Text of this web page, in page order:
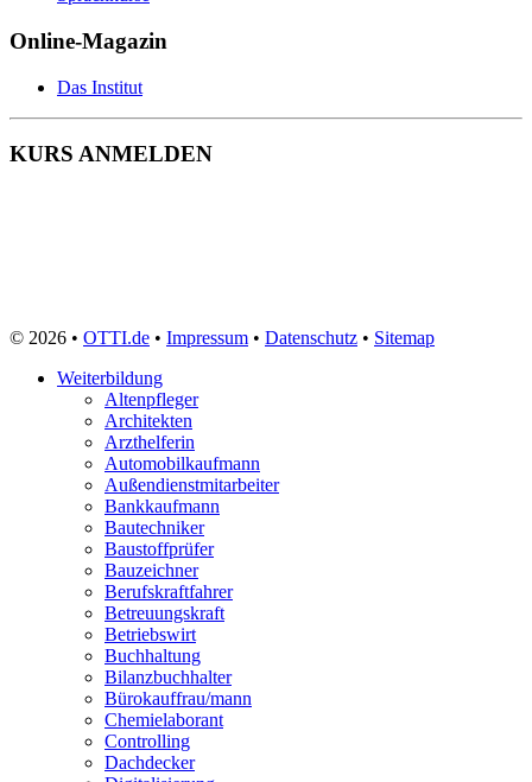
Online-Magazin
Das Institut
KURS ANMELDEN
© 2026 • OTTI.de • Impressum • Datenschutz • Sitemap
Weiterbildung
Altenpfleger
Architekten
Arzthelferin
Automobilkaufmann
Außendienstmitarbeiter
Bankkaufmann
Bautechniker
Baustoffprüfer
Bauzeichner
Berufskraftfahrer
Betreuungskraft
Betriebswirt
Buchhaltung
Bilanzbuchhalter
Bürokauffrau/mann
Chemielaborant
Controlling
Dachdecker